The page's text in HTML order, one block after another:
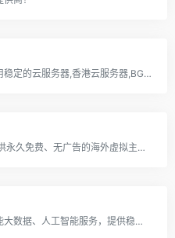
尊云专注提供价格厚道，实用稳定的云服务器,香港云服务器,BGP云服务器,双线云服务器,高防云服务器,深圳云服务器,国内云主机。并提供全方位1对1售后服务，是国内领先的云计算基础设施服务提供商。
免费主机（freehost.cc）提供永久免费、无广告的海外虚拟主机空间，配置PHP+Apache+MYSQL，5G存储空间、每月无限流量，支持绑定独立域名，搭配简单易用的cPanel建站面板，是初期建站学习的最佳选择。
百度智能云专注云计算、智能大数据、人工智能服务，提供稳定的云服务器、云主机、云存储、CDN、域名注册、物联网等云服务,支持API对接,快速备案等专业解决方案。